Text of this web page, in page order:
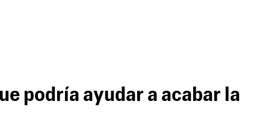
podría ayudar a acabar la